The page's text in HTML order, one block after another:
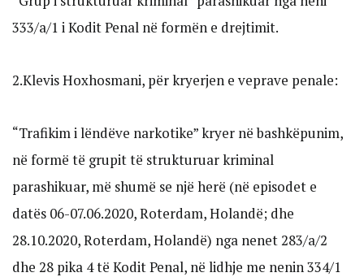
333/a/1 i Kodit Penal në formën e drejtimit.
2.Klevis Hoxhosmani, për kryerjen e veprave penale:
“Trafikim i lëndëve narkotike” kryer në bashkëpunim,
në formë të grupit të strukturuar kriminal
parashikuar, më shumë se një herë (në episodet e
datës 06-07.06.2020, Roterdam, Holandë; dhe
28.10.2020, Roterdam, Holandë) nga nenet 283/a/2
dhe 28 pika 4 të Kodit Penal, në lidhje me nenin 334/1